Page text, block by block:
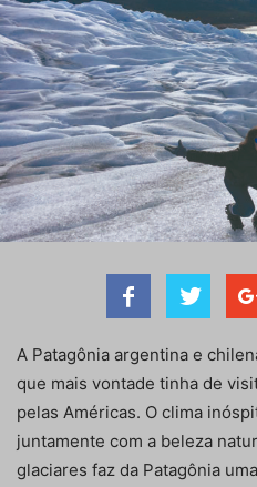
A Patagônia argentina e
que mais vontade tinha de
pelas Américas. O clima
juntamente com a beleza
glaciares faz da Patagônia